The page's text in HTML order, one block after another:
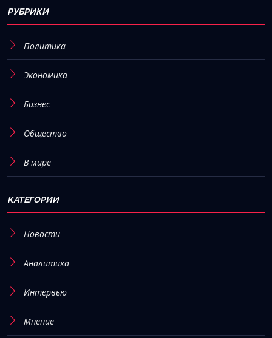
РУБРИКИ
Политика
Экономика
Бизнес
Общество
В мире
КАТЕГОРИИ
Новости
Аналитика
Интервью
Мнение